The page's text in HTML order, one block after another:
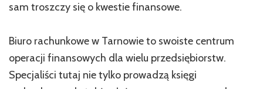
sam troszczy się o kwestie finansowe.
Biuro rachunkowe w Tarnowie to swoiste centrum
operacji finansowych dla wielu przedsiębiorstw.
Specjaliści tutaj nie tylko prowadzą księgi